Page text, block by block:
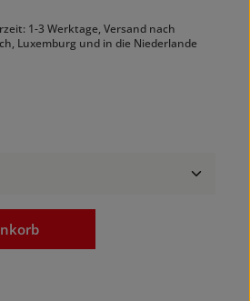
1-3 Werktage, Versand nach
Luxemburg und in die Niederlande
den gewünschten Wert ein